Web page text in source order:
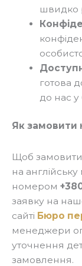
швидко
готова
до нас у
Як
Щоб
на
номером
заявку на
сайті Бюро
менеджери
уточнення
замовлення.